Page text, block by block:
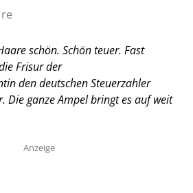
schön. Schön teuer. Fast
Frisur der
den deutschen Steuerzahler
Die ganze Ampel bringt es auf weit
Anzeige